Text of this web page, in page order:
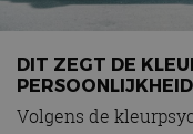
MotorRAI.nl
DIT ZEGT DE
PERSOONLIJKHEID
Volgens de